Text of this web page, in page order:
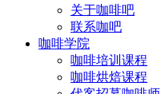
关于咖啡吧
联系咖吧
咖啡学院
咖啡培训课程
咖啡烘焙课程